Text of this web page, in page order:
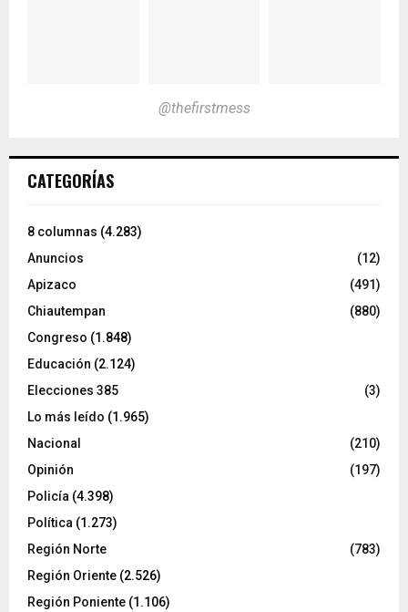
@thefirstmess
CATEGORÍAS
8 columnas (4.283)
Anuncios
(12)
Apizaco
(491)
Chiautempan
(880)
Congreso (1.848)
Educación (2.124)
Elecciones 385
(3)
Lo más leído (1.965)
Nacional
(210)
Opinión
(197)
Policía (4.398)
Política (1.273)
Región Norte
(783)
Región Oriente (2.526)
Región Poniente (1.106)